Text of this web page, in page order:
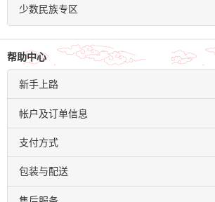
少数民族专区
帮助中心
新手上路
click to expand contents
帐户及订单信息
click to expand contents
支付方式
click to expand contents
包装与配送
click to expand contents